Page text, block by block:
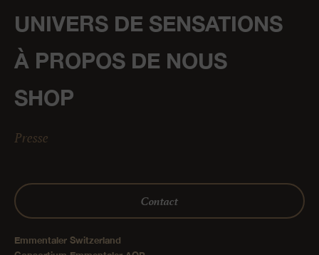
UNIVERS DE SENSATIONS
À PROPOS DE NOUS
SHOP
Presse
Contact
Emmentaler Switzerland